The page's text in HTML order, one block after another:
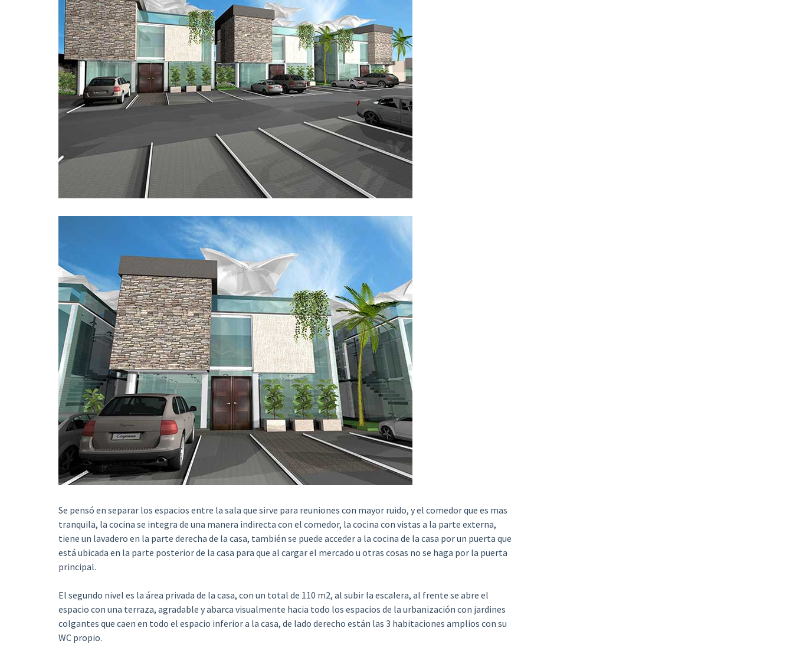
Se pensó en separar los espacios entre la sala que sirve para reuniones con mayor ruido, y el comedor que es mas
tranquila, la cocina se integra de una manera indirecta con el comedor, la cocina con vistas a la parte externa,
tiene un lavadero en la parte derecha de la casa, también se puede acceder a la cocina de la casa por un puerta que
está ubicada en la parte posterior de la casa para que al cargar el mercado u otras cosas no se haga por la puerta
principal.
El segundo nivel es la área privada de la casa, con un total de 110 m2, al subir la escalera, al frente se abre el
espacio con una terraza, agradable y abarca visualmente hacia todo los espacios de la urbanización con jardines
colgantes que caen en todo el espacio inferior a la casa, de lado derecho están las 3 habitaciones amplios con su
WC propio.